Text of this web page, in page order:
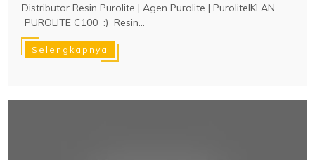
Distributor Resin Purolite | Agen Purolite | PuroliteIKLAN
PUROLITE C100 :) Resin...
Selengkapnya